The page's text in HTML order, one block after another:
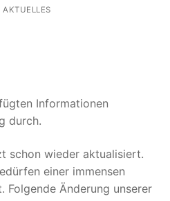
AKTUELLES
Informationen
durch.
schon wieder aktualisiert.
einer immensen
Folgende Änderung unserer